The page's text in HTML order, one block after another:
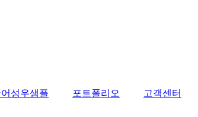
성우샘플 포트폴리오
고객센터